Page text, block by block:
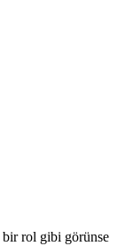
bir rol gibi görünse